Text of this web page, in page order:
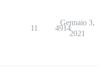
11 4914
Gennaio 3,
2021